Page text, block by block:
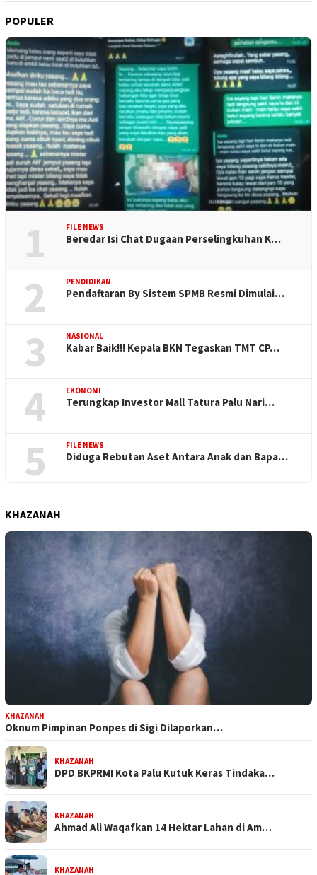
POPULER
1 FILE NEWS
Beredar Isi Chat Dugaan Perselingkuhan K…
2 PENDIDIKAN
Pendaftaran By Sistem SPMB Resmi Dimulai…
3 NASIONAL
Kabar Baik!!! Kepala BKN Tegaskan TMT CP…
4 EKONOMI
Terungkap Investor Mall Tatura Palu Nari…
5 FILE NEWS
Diduga Rebutan Aset Antara Anak dan Bapa…
KHAZANAH
KHAZANAH
Oknum Pimpinan Ponpes di Sigi Dilaporkan…
KHAZANAH
DPD BKPRMI Kota Palu Kutuk Keras Tindaka…
KHAZANAH
Ahmad Ali Waqafkan 14 Hektar Lahan di Am…
KHAZANAH